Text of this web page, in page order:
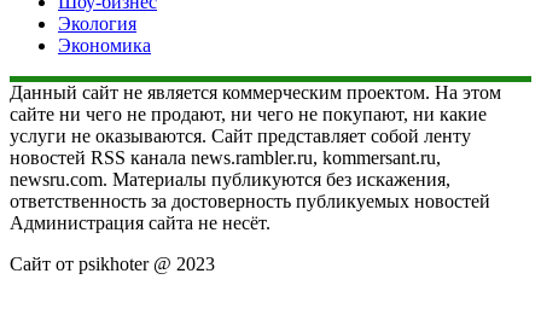
Экология
Экономика
Данный сайт не является коммерческим проектом. На этом
сайте ни чего не продают, ни чего не покупают, ни какие
услуги не оказываются. Сайт представляет собой ленту
новостей RSS канала news.rambler.ru, kommersant.ru,
newsru.com. Материалы публикуются без искажения,
ответственность за достоверность публикуемых новостей
Администрация сайта не несёт.
Сайт от psikhoter @ 2023